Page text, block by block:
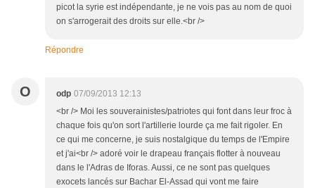
picot la syrie est indépendante, je ne vois pas au nom de quoi
on s'arrogerait des droits sur elle.<br />
Répondre
O odp 07/09/2013 12:13
<br /> Moi les souverainistes/patriotes qui font dans leur froc à
chaque fois qu'on sort l'artillerie lourde ça me fait rigoler. En
ce qui me concerne, je suis nostalgique du temps de l'Empire
et j'ai<br /> adoré voir le drapeau français flotter à nouveau
dans le l'Adras de Iforas. Aussi, ce ne sont pas quelques
exocets lancés sur Bachar El-Assad qui vont me faire